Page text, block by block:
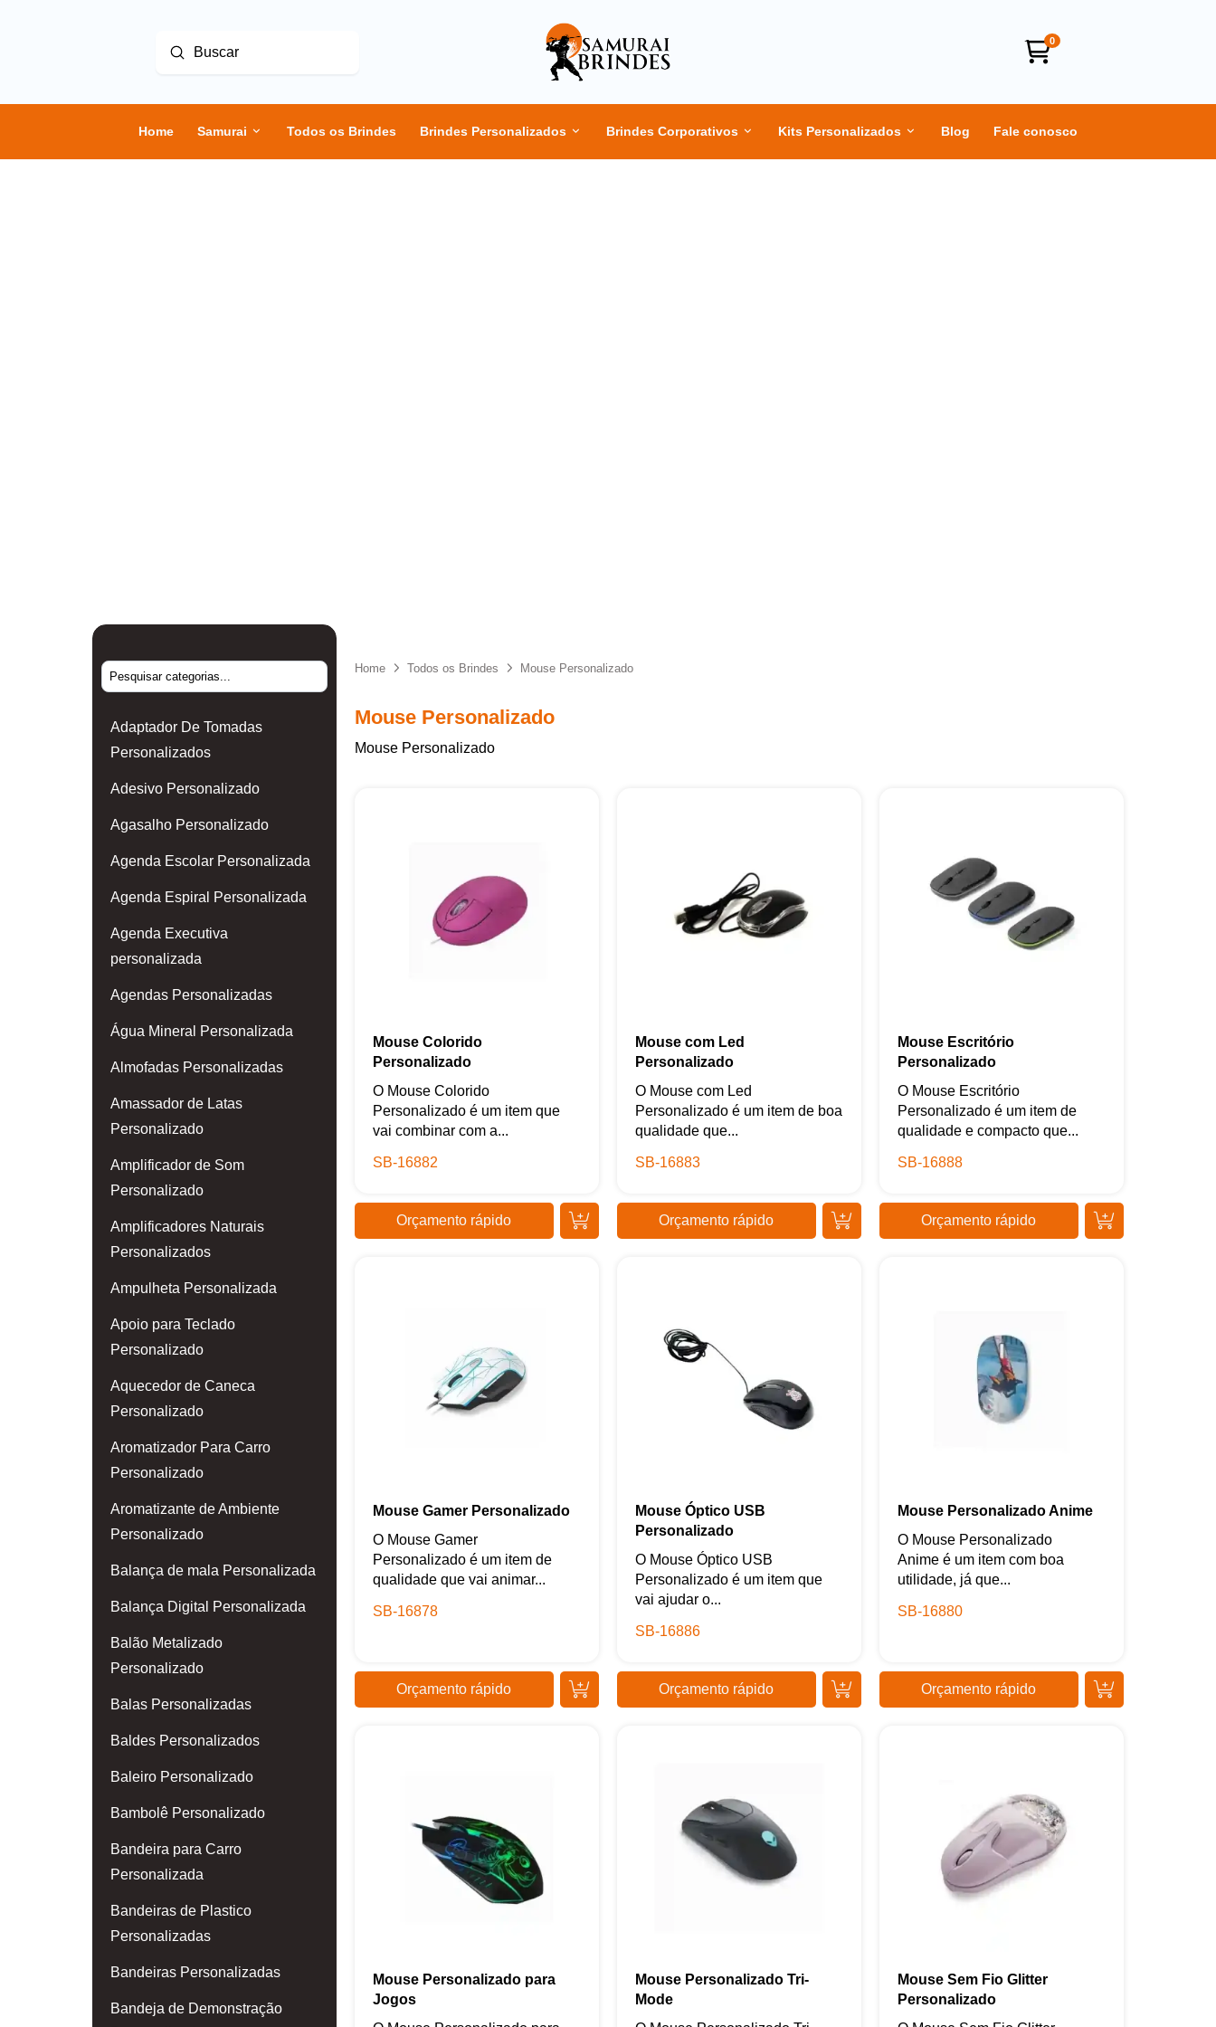
Buscar
Enviar
0
Home Samurai Todos os Brindes Brindes Personalizados Brindes Corporativos Kits Personalizados Blog Fale conosco
Adaptador De Tomadas
Personalizados
Adesivo Personalizado
Agasalho Personalizado
Agenda Escolar Personalizada
Agenda Espiral Personalizada
Agenda Executiva
personalizada
Agendas Personalizadas
Água Mineral Personalizada
Almofadas Personalizadas
Amassador de Latas
Personalizado
Amplificador de Som
Personalizado
Amplificadores Naturais
Personalizados
Ampulheta Personalizada
Apoio para Teclado
Personalizado
Aquecedor de Caneca
Personalizado
Aromatizador Para Carro
Personalizado
Aromatizante de Ambiente
Personalizado
Balança de mala Personalizada
Balança Digital Personalizada
Balão Metalizado
Personalizado
Balas Personalizadas
Baldes Personalizados
Baleiro Personalizado
Bambolê Personalizado
Bandeira para Carro
Personalizada
Bandeiras de Plastico
Personalizadas
Bandeiras Personalizadas
Bandeja de Demonstração
Home Todos os Brindes Mouse Personalizado
Mouse Personalizado
Mouse Personalizado
Mouse Colorido
Personalizado
O Mouse Colorido
Personalizado é um item que
vai combinar com a...
SB-16882
Orçamento rápido
Mouse com Led
Personalizado
O Mouse com Led
Personalizado é um item de boa
qualidade que...
SB-16883
Orçamento rápido
Mouse Escritório
Personalizado
O Mouse Escritório
Personalizado é um item de
qualidade e compacto que...
SB-16888
Orçamento rápido
Mouse Gamer Personalizado
O Mouse Gamer
Personalizado é um item de
qualidade que vai animar...
SB-16878
Orçamento rápido
Mouse Óptico USB
Personalizado
O Mouse Óptico USB
Personalizado é um item que
vai ajudar o...
SB-16886
Orçamento rápido
Mouse Personalizado Anime
O Mouse Personalizado
Anime é um item com boa
utilidade, já que...
SB-16880
Orçamento rápido
Mouse Personalizado para
Jogos
Mouse Personalizado Tri-
Mode
Mouse Sem Fio Glitter
Personalizado